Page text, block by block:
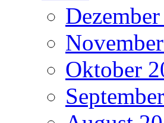
Oktober